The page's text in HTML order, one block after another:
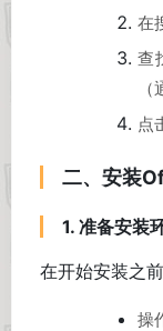
在
查
点
二、安装
1. 准备安装
在开始安装之
操